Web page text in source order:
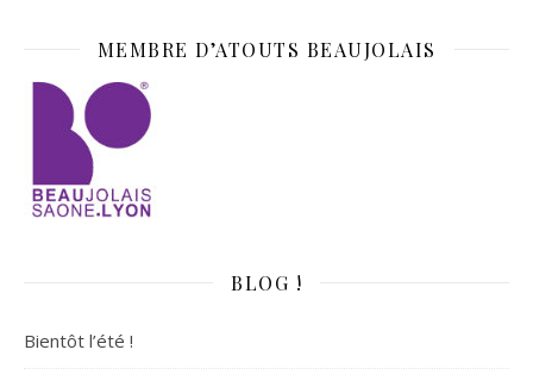
MEMBRE D’ATOUTS BEAUJOLAIS
BLOG !
Bientôt l’été !